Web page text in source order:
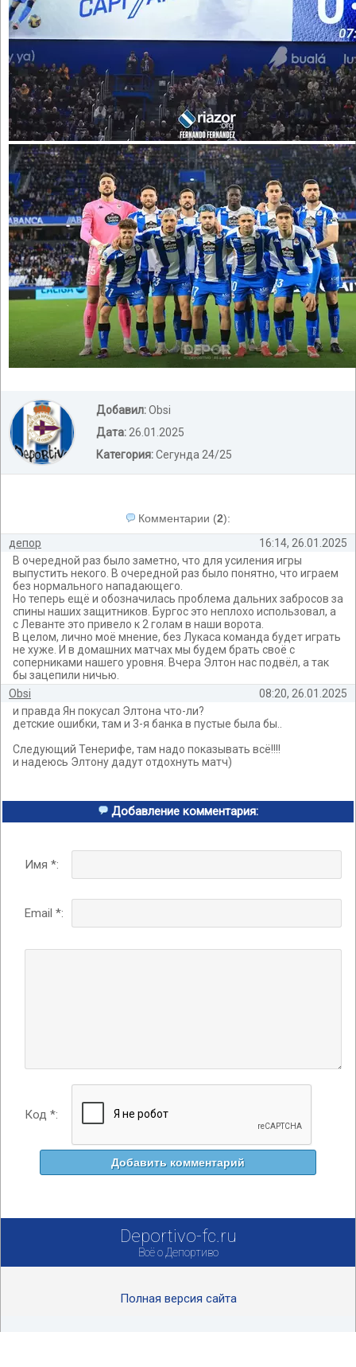
Добавил:Obsi
Дата: 26.01.2025
Категория:Сегунда 24/25
Комментарии (2):
депор
16:14, 26.01.2025
В очередной раз было заметно, что для усиления игры
выпустить некого. В очередной раз было понятно, что играем
без нормального нападающего.
Но теперь ещё и обозначилась проблема дальних забросов за
спины наших защитников. Бургос это неплохо использовал, а
с Леванте это привело к 2 голам в наши ворота.
В целом, лично моё мнение, без Лукаса команда будет играть
не хуже. И в домашних матчах мы будем брать своё с
соперниками нашего уровня. Вчера Элтон нас подвёл, а так
бы зацепили ничью.
Obsi
08:20, 26.01.2025
и правда Ян покусал Элтона что-ли?
детские ошибки, там и 3-я банка в пустые была бы..
Следующий Тенерифе, там надо показывать всё!!!!
и надеюсь Элтону дадут отдохнуть матч)
Добавление комментария:
Имя *:
Email *:
Код *:
Deportivo-fc.ru
Всё о Депортиво
Полная версия сайта